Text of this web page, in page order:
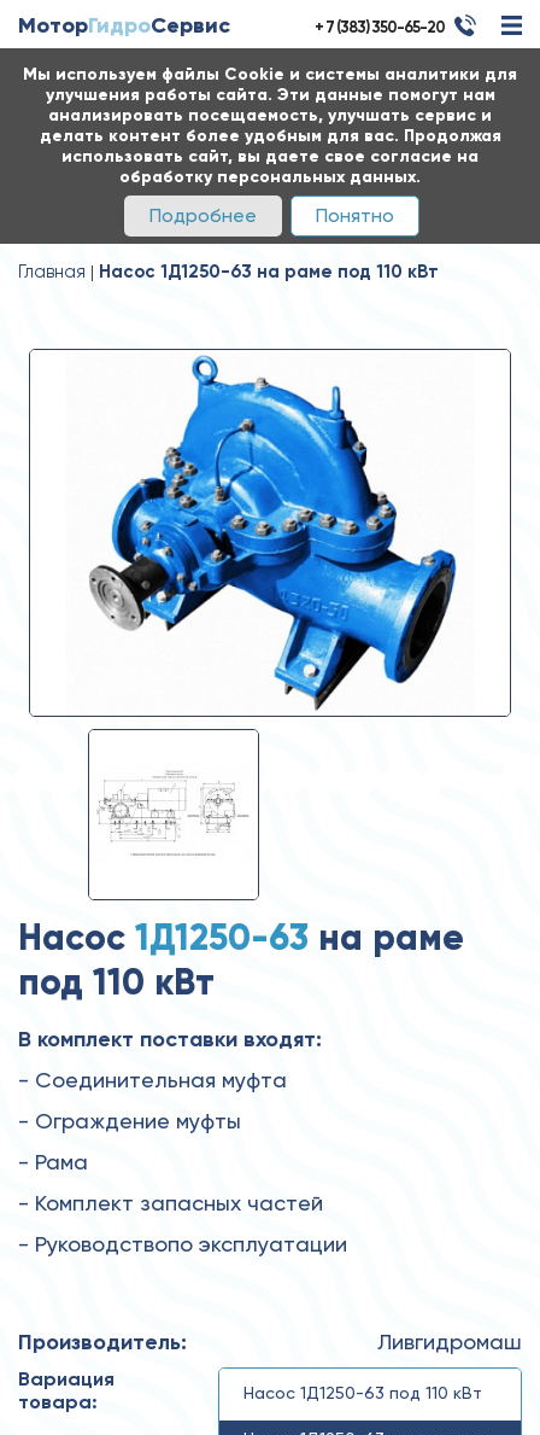
Мы используем файлы Cookie и системы аналитики для
улучшения работы сайта. Эти данные помогут нам
анализировать посещаемость, улучшать сервис и
делать контент более удобным для вас. Продолжая
использовать сайт, вы даете свое согласие на
обработку персональных данных.
Подробнее Понятно
МоторГидроСервис + 7 (383) 350-65-20
Главная Насос 1Д1250-63 на раме под 110 кВт
Насос 1Д1250-63 на раме
под 110 кВт
В комплект поставки входят:
- Соединительная муфта
- Ограждение муфты
- Рама
- Комплект запасных частей
- Руководствопо эксплуатации
Производитель: Ливгидромаш
Вариация
товара:
Насос 1Д1250-63 под 110 кВт